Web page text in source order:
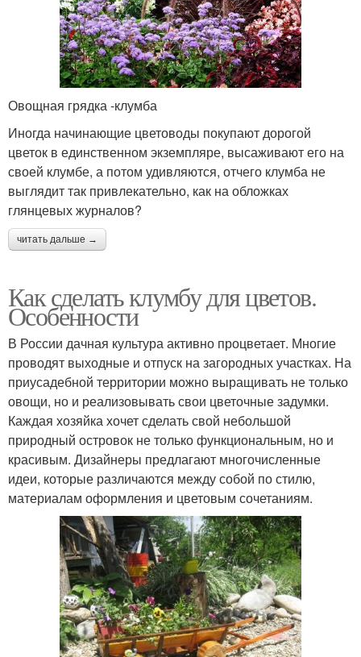
Овощная грядка -клумба
Иногда начинающие цветоводы покупают дорогой
цветок в единственном экземпляре, высаживают его на
своей клумбе, а потом удивляются, отчего клумба не
выглядит так привлекательно, как на обложках
глянцевых журналов?
читать дальше →
Как сделать клумбу для цветов.
Особенности
В России дачная культура активно процветает. Многие
проводят выходные и отпуск на загородных участках. На
приусадебной территории можно выращивать не только
овощи, но и реализовывать свои цветочные задумки.
Каждая хозяйка хочет сделать свой небольшой
природный островок не только функциональным, но и
красивым. Дизайнеры предлагают многочисленные
идеи, которые различаются между собой по стилю,
материалам оформления и цветовым сочетаниям.